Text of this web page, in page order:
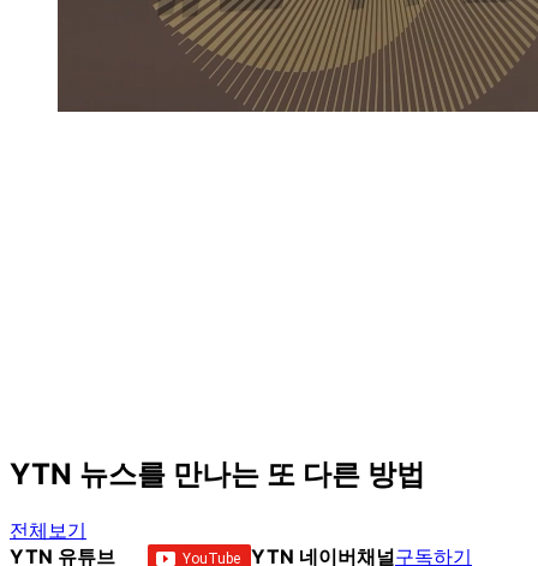
YTN 뉴스를 만나는 또 다른 방법
전체보기
YTN 유튜브
YTN 네이버채널구독하기